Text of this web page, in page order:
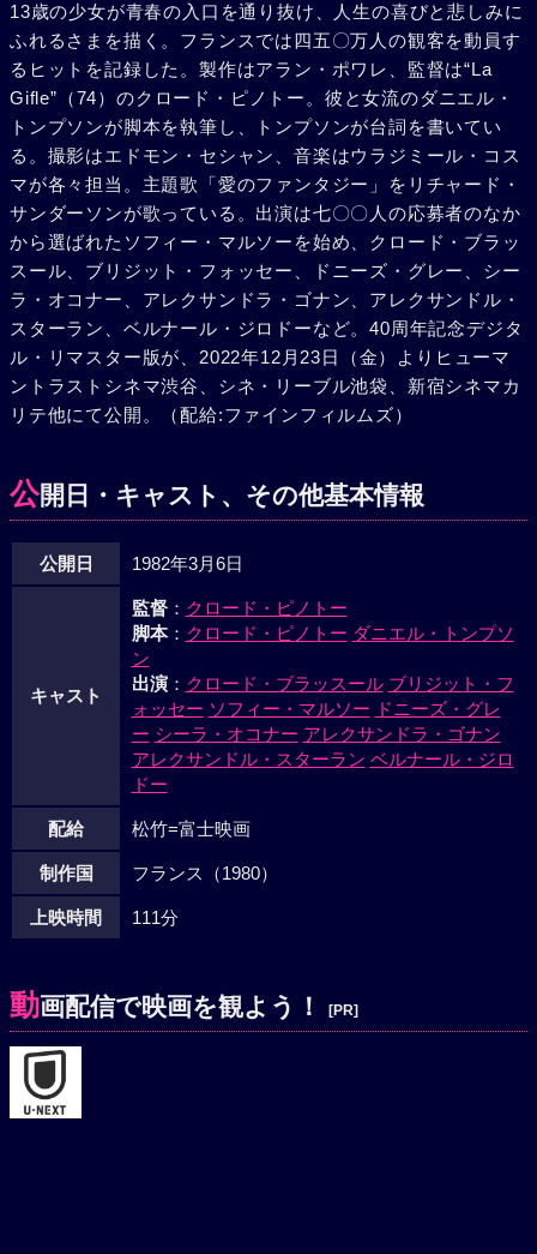
結ばれる。プペットに「今を逃したら最後よ」と言われて、
フランソワは妻をベニス旅行へ誘う。しかし、彼女はエリッ
クとアフリカ旅行に行くという。だが、フランソワーズは搭
乗口で思い直し、昔ビックを身ごもったと告白したレストラ
ンに行く。すると彼が一人さびしく食事をしていた。ビック
はブームでマチューと再会し、抱き合い踊る。そこヘ、初対
面の少年が入って来て、ビックと目が合った。マチューと踊
りながらもビックはその少年から目を離せないでいた。
13歳の少女が青春の入口を通り抜け、人生の喜びと悲しみに
ふれるさまを描く。フランスでは四五〇万人の観客を動員す
るヒットを記録した。製作はアラン・ポワレ、監督は“La
Gifle”（74）のクロード・ピノトー。彼と女流のダニエル・
トンプソンが脚本を執筆し、トンプソンが台詞を書いてい
る。撮影はエドモン・セシャン、音楽はウラジミール・コス
マが各々担当。主題歌「愛のファンタジー」をリチャード・
サンダーソンが歌っている。出演は七〇〇人の応募者のなか
から選ばれたソフィー・マルソーを始め、クロード・ブラッ
スール、ブリジット・フォッセー、ドニーズ・グレー、シー
ラ・オコナー、アレクサンドラ・ゴナン、アレクサンドル・
スターラン、ベルナール・ジロドーなど。40周年記念デジタ
ル・リマスター版が、2022年12月23日（金）よりヒューマ
ントラストシネマ渋谷、シネ・リーブル池袋、新宿シネマカ
リテ他にて公開。（配給:ファインフィルムズ）
公開日・キャスト、その他基本情報
公開日 1982年3月6日
キャスト
監督： クロード・ピノトー
脚本： クロード・ピノトー ダニエル・トンプソ
ン
出演： クロード・ブラッスール ブリジット・フ
ォッセー ソフィー・マルソー ドニーズ・グレ
ー シーラ・オコナー アレクサンドラ・ゴナン
アレクサンドル・スターラン ベルナール・ジロ
ドー
配給 松竹=富士映画
制作国 フランス（1980）
上映時間 111分
動画配信で映画を観よう！ [PR]